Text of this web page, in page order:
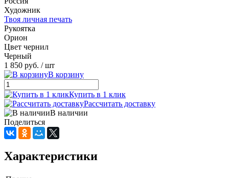
Художник
Твоя личная печать
Рукоятка
Орион
Цвет чернил
Черный
1 850 руб. / шт
В корзину
Купить в 1 клик
Рассчитать доставку
В наличии
Поделиться
Характеристики